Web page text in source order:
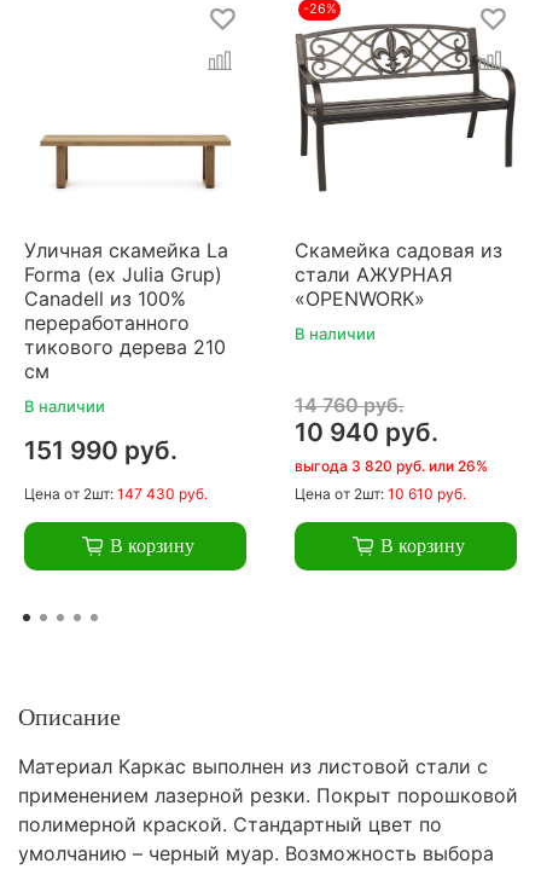
Уличная скамейка La
Forma (ex Julia Grup)
Canadell из 100%
переработанного
тикового дерева 210
см
В наличии
151 990 руб.
Цена от 2шт: 147 430 руб.
В корзину
-26%
Скамейка садовая из
стали АЖУРНАЯ
«OPENWORK»
В наличии
14 760 руб.
10 940 руб.
выгода 3 820 руб. или 26%
Цена от 2шт: 10 610 руб.
В корзину
Описание
Материал Каркас выполнен из листовой стали с
применением лазерной резки. Покрыт порошковой
полимерной краской. Стандартный цвет по
умолчанию – черный муар. Возможность выбора